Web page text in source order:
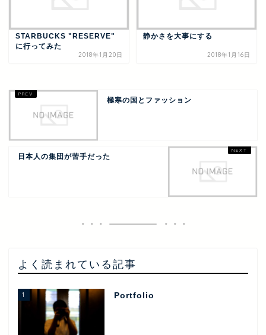
STARBUCKS "RESERVE"
に行ってみた
2018年1月20日
静かさを大事にする
2018年1月16日
極寒の国とファッション
日本人の集団が苦手だった
よく読まれている記事
1 Portfolio